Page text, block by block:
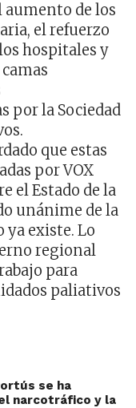
de los
el refuerzo
hospitales y
por la Sociedad
que estas
por VOX
el Estado de la
unánime de la
ya existe. Lo
regional
para
paliativos
se ha
narcotráfico y la